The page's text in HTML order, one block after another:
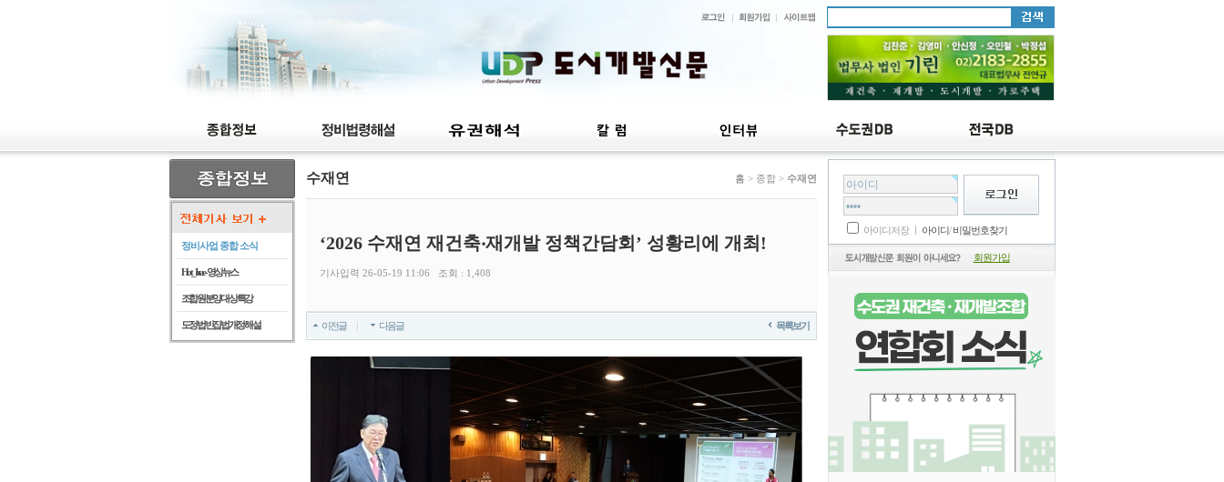
정비사업 종합 소식
Hot_Issue - 영상뉴스
조합원 분양 대상 특강
도정법 빈집법 개정 해설
수재연 홈 > 종합 > 수재연
‘2026 수재연 재건축‧재개발 정책간담회’ 성황리에 개최!
기사입력 26-05-19 11:06 조회 : 1,408
이전글 다음글 목록보기
아이디저장 ㅣ 아이디/비밀번호찾기
회원가입